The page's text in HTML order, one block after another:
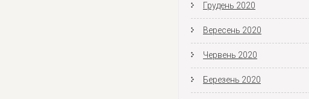
Грудень 2020
Вересень 2020
Червень 2020
Березень 2020